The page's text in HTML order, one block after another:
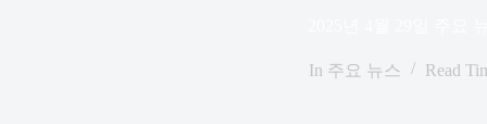
In 주요 뉴스 Read